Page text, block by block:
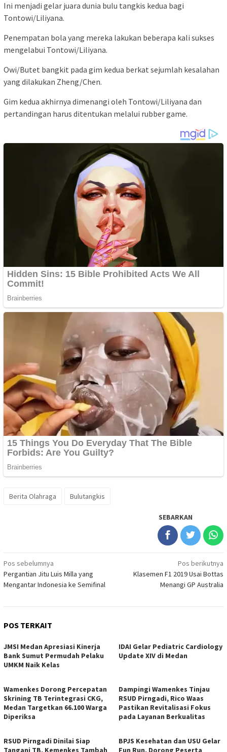
Ini menjadi gelar juara dunia bulu tangkis kedua bagi
Tontowi/Liliyana.
Penempatan bola yang mereka lakukan beberapa kali sukses
mengelabui Tontowi/Liliyana.
Owi/Butet bangkit pada gim kedua berkat sejumlah kesalahan
yang dilakukan Zheng/Chen.
Gim kedua akhirnya dimenangi oleh Tontowi/Liliyana dan
pertandingan harus ditentukan melalui rubber game.
Berita Olahraga Bulutangkis
SEBARKAN
Navigasi
pos
Pos sebelumnya
Pergantian Jitu Luis Milla yang
Mengantar Indonesia ke Semifinal
Pos berikutnya
Klasemen F1 2019 Usai Bottas
Menangi GP Australia
POS TERKAIT
JMSI Medan Apresiasi Kinerja
Bank Sumut Permudah Pelaku
UMKM Naik Kelas
IDAI Gelar Pediatric Cardiology
Update XIV di Medan
Wamenkes Dorong Percepatan
Skrining TB Terintegrasi CKG,
Medan Targetkan 66.100 Warga
Diperiksa
Dampingi Wamenkes Tinjau
RSUD Pirngadi, Rico Waas
Pastikan Revitalisasi Fokus
pada Layanan Berkualitas
RSUD Pirngadi Dinilai Siap
BPJS Kesehatan dan USU Gelar